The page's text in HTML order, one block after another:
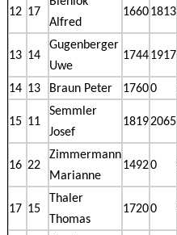
12 17
Alfred
16601813
13 14
Gugenberger
Uwe
17441917
14 13 Braun Peter 17600
15 11
Semmler
Josef
18192065
16 22
Zimmermann
Marianne
14920
17 15
Thaler
Thomas
17200